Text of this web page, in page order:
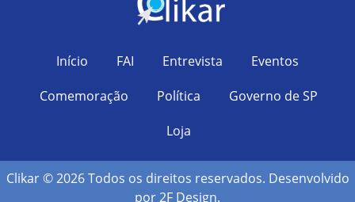
Início FAI Entrevista
Eventos
Comemoração
Política
Governo de SP
Loja
Clikar © 2026 Todos os direitos reservados. Desenvolvido
por2F Design.